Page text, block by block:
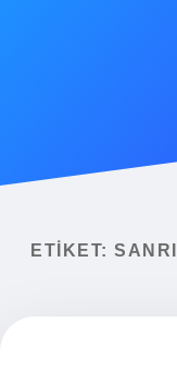
Yasal Uyarı
ETIKET: